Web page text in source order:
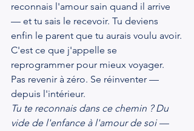
reconnais l'amour sain quand il arrive
— et tu sais le recevoir. Tu deviens
enfin le parent que tu aurais voulu avoir.
C'est ce que j'appelle se
reprogrammer pour mieux voyager.
Pas revenir à zéro. Se réinventer —
depuis l'intérieur.
Tu te reconnais dans ce chemin ? Du
vide de l'enfance à l'amour de soi —